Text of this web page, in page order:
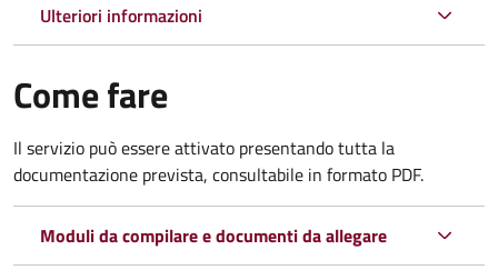
Ulteriori informazioni
Come fare
Il servizio può essere attivato presentando tutta la
documentazione prevista, consultabile in formato PDF.
Moduli da compilare e documenti da allegare